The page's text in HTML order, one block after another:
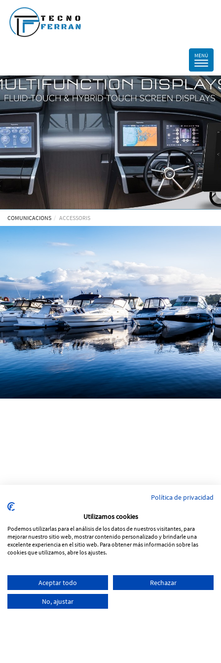
COMUNICACIONS ACCESSORIS
Pol. Ind Vinya Rohans
C/ Progrés, Parcela 53, nave 5
17257 Torroella de Montgrí - Girona
+34 972 761 066
Política de privacidad
Utilizamos cookies
Podemos utilizarlas para el análisis de los datos de nuestros visitantes, para
mejorar nuestro sitio web, mostrar contenido personalizado y brindarle una
excelente experiencia en el sitio web. Para obtener más información sobre las
cookies que utilizamos, abre los ajustes.
Aceptar todo Rechazar
No, ajustar